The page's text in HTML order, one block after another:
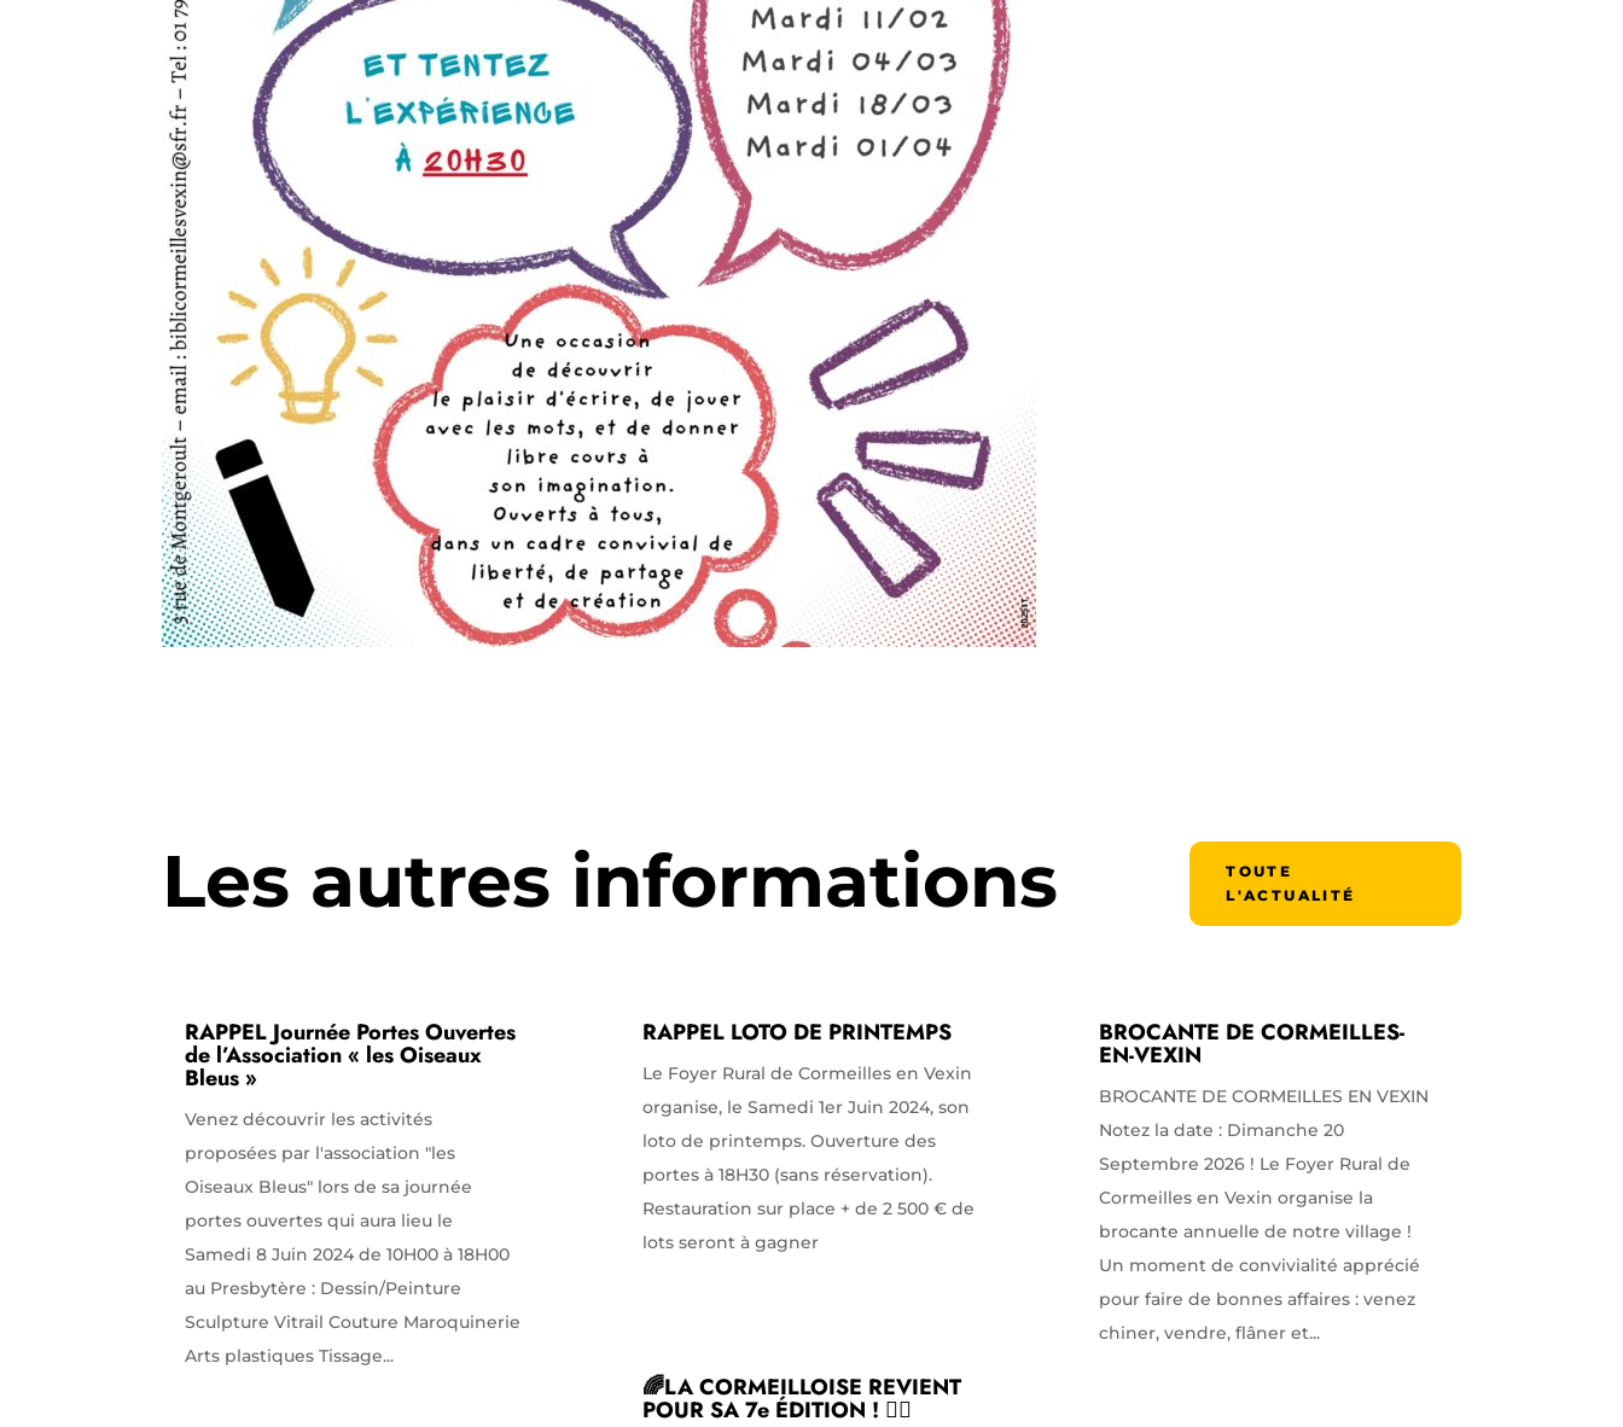
Les autres informations
TOUTE
L'ACTUALITÉ
RAPPEL Journée Portes Ouvertes
de l’Association « les Oiseaux
Bleus »
Venez découvrir les activités
proposées par l'association "les
Oiseaux Bleus" lors de sa journée
portes ouvertes qui aura lieu le
Samedi 8 Juin 2024 de 10H00 à 18H00
au Presbytère : Dessin/Peinture
Sculpture Vitrail Couture Maroquinerie
Arts plastiques Tissage...
RAPPEL LOTO DE PRINTEMPS
Le Foyer Rural de Cormeilles en Vexin
organise, le Samedi 1er Juin 2024, son
loto de printemps. Ouverture des
portes à 18H30 (sans réservation).
Restauration sur place + de 2 500 € de
lots seront à gagner
🌈LA CORMEILLOISE REVIENT
POUR SA 7e ÉDITION ! 🏃‍♀️
BROCANTE DE CORMEILLES-
EN-VEXIN
BROCANTE DE CORMEILLES EN VEXIN
Notez la date : Dimanche 20
Septembre 2026 ! Le Foyer Rural de
Cormeilles en Vexin organise la
brocante annuelle de notre village !
Un moment de convivialité apprécié
pour faire de bonnes affaires : venez
chiner, vendre, flâner et...